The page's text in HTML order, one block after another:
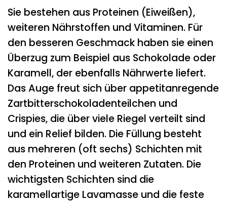
Sie bestehen aus Proteinen (Eiweißen),
weiteren Nährstoffen und Vitaminen. Für
den besseren Geschmack haben sie einen
Überzug zum Beispiel aus Schokolade oder
Karamell, der ebenfalls Nährwerte liefert.
Das Auge freut sich über appetitanregende
Zartbitterschokoladenteilchen und
Crispies, die über viele Riegel verteilt sind
und ein Relief bilden. Die Füllung besteht
aus mehreren (oft sechs) Schichten mit
den Proteinen und weiteren Zutaten. Die
wichtigsten Schichten sind die
karamellartige Lavamasse und die feste